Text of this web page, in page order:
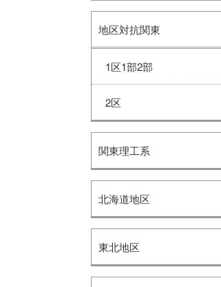
地区対抗関東
1区1部2部
2区
関東理工系
北海道地区
東北地区